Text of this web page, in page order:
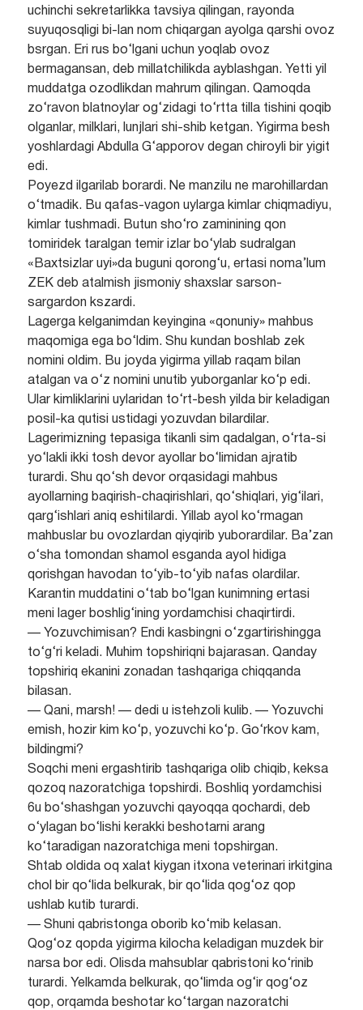
uchinchi sekretarlikka tavsiya qilingan, rayonda
suyuqosqligi bi-lan nom chiqargan ayolga qarshi ovoz
bsrgan. Eri rus bo‘lgani uchun yoqlab ovoz
bermagansan, deb millatchilikda ayblashgan. Yetti yil
muddatga ozodlikdan mahrum qilingan. Qamoqda
zo‘ravon blatnoylar og‘zidagi to‘rtta tilla tishini qoqib
olganlar, milklari, lunjlari shi-shib ketgan. Yigirma besh
yoshlardagi Abdulla G‘apporov degan chiroyli bir yigit
edi.
Poyezd ilgarilab borardi. Ne manzilu ne marohillardan
o‘tmadik. Bu qafas-vagon uylarga kimlar chiqmadiyu,
kimlar tushmadi. Butun sho‘ro zaminining qon
tomiridek taralgan temir izlar bo‘ylab sudralgan
«Baxtsizlar uyi»da buguni qorong‘u, ertasi noma’lum
ZEK deb atalmish jismoniy shaxslar sarson-
sargardon kszardi.
Lagerga kelganimdan keyingina «qonuniy» mahbus
maqomiga ega bo‘ldim. Shu kundan boshlab zek
nomini oldim. Bu joyda yigirma yillab raqam bilan
atalgan va o‘z nomini unutib yuborganlar ko‘p edi.
Ular kimliklarini uylaridan to‘rt-besh yilda bir keladigan
posil-ka qutisi ustidagi yozuvdan bilardilar.
Lagerimizning tepasiga tikanli sim qadalgan, o‘rta-si
yo‘lakli ikki tosh devor ayollar bo‘limidan ajratib
turardi. Shu qo‘sh devor orqasidagi mahbus
ayollarning baqirish-chaqirishlari, qo‘shiqlari, yig‘ilari,
qarg‘ishlari aniq eshitilardi. Yillab ayol ko‘rmagan
mahbuslar bu ovozlardan qiyqirib yuborardilar. Ba’zan
o‘sha tomondan shamol esganda ayol hidiga
qorishgan havodan to‘yib-to‘yib nafas olardilar.
Karantin muddatini o‘tab bo‘lgan kunimning ertasi
meni lager boshlig‘ining yordamchisi chaqirtirdi.
— Yozuvchimisan? Endi kasbingni o‘zgartirishingga
to‘g‘ri keladi. Muhim topshiriqni bajarasan. Qanday
topshiriq ekanini zonadan tashqariga chiqqanda
bilasan.
— Qani, marsh! — dedi u istehzoli kulib. — Yozuvchi
emish, hozir kim ko‘p, yozuvchi ko‘p. Go‘rkov kam,
bildingmi?
Soqchi meni ergashtirib tashqariga olib chiqib, keksa
qozoq nazoratchiga topshirdi. Boshliq yordamchisi
6u bo‘shashgan yozuvchi qayoqqa qochardi, deb
o‘ylagan bo‘lishi kerakki beshotarni arang
ko‘taradigan nazoratchiga meni topshirgan.
Shtab oldida oq xalat kiygan itxona veterinari irkitgina
chol bir qo‘lida belkurak, bir qo‘lida qog‘oz qop
ushlab kutib turardi.
— Shuni qabristonga oborib ko‘mib kelasan.
Qog‘oz qopda yigirma kilocha keladigan muzdek bir
narsa bor edi. Olisda mahsublar qabristoni ko‘rinib
turardi. Yelkamda belkurak, qo‘limda og‘ir qog‘oz
qop, orqamda beshotar ko‘targan nazoratchi